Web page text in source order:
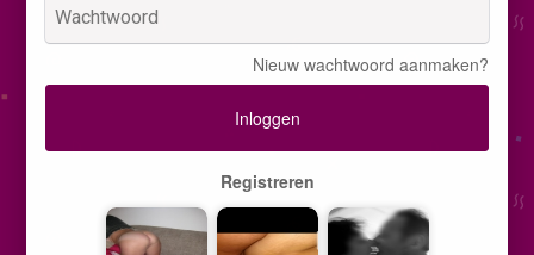
Nieuw wachtwoord aanmaken?
Inloggen
Registreren